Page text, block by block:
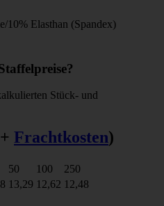
10% Elasthan (Spandex)
Stück- und
Frachtkosten)
50 100
250
13,29 12,62 12,48